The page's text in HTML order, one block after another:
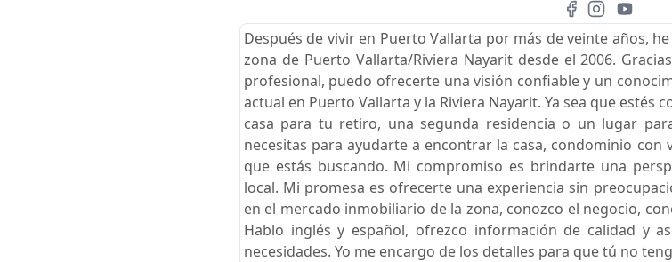
Después de vivir en Puerto Vallarta por más de veinte años,
zona de Puerto Vallarta/Riviera Nayarit desde el 2006.
profesional, puedo ofrecerte una visión confiable y un
actual en Puerto Vallarta y la Riviera Nayarit. Ya sea que
casa para tu retiro, una segunda residencia o un lugar
necesitas para ayudarte a encontrar la casa, condominio
que estás buscando. Mi compromiso es brindarte una
local. Mi promesa es ofrecerte una experiencia sin
en el mercado inmobiliario de la zona, conozco el negocio,
Hablo inglés y español, ofrezco información de calidad y
necesidades. Yo me encargo de los detalles para que tú no